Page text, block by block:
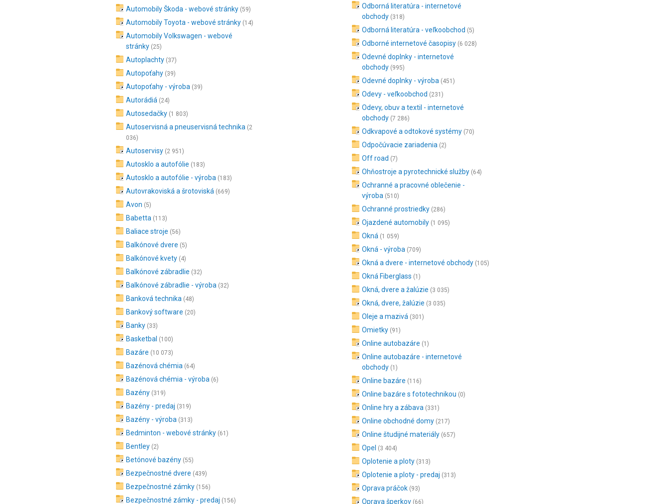
Automobily Škoda - webové stránky (59)
Automobily Toyota - webové stránky (14)
Automobily Volkswagen - webové
stránky (25)
Autoplachty (37)
Autopoťahy (39)
Autopoťahy - výroba (39)
Autorádiá (24)
Autosedačky (1 803)
Autoservisná a pneuservisná technika (2
036)
Autoservisy (2 951)
Autosklo a autofólie (183)
Autosklo a autofólie - výroba (183)
Autovrakoviská a šrotoviská (669)
Avon (5)
Babetta (113)
Baliace stroje (56)
Balkónové dvere (5)
Balkónové kvety (4)
Balkónové zábradlie (32)
Balkónové zábradlie - výroba (32)
Banková technika (48)
Bankový software (20)
Banky (33)
Basketbal (100)
Bazáre (10 073)
Bazénová chémia (64)
Bazénová chémia - výroba (6)
Bazény (319)
Bazény - predaj (319)
Bazény - výroba (313)
Bedminton - webové stránky (61)
Bentley (2)
Betónové bazény (55)
Bezpečnostné dvere (439)
Bezpečnostné zámky (156)
Bezpečnostné zámky - predaj (156)
Odborná literatúra - internetové
obchody (318)
Odborná literatúra - veľkoobchod (5)
Odborné internetové časopisy (6 028)
Odevné doplnky - internetové
obchody (995)
Odevné doplnky - výroba (451)
Odevy - veľkoobchod (231)
Odevy, obuv a textil - internetové
obchody (7 286)
Odkvapové a odtokové systémy (70)
Odpočúvacie zariadenia (2)
Off road (7)
Ohňostroje a pyrotechnické služby (64)
Ochranné a pracovné oblečenie -
výroba (510)
Ochranné prostriedky (286)
Ojazdené automobily (1 095)
Okná (1 059)
Okná - výroba (709)
Okná a dvere - internetové obchody (105)
Okná Fiberglass (1)
Okná, dvere a žalúzie (3 035)
Okná, dvere, žalúzie (3 035)
Oleje a mazivá (301)
Omietky (91)
Online autobazáre (1)
Online autobazáre - internetové
obchody (1)
Online bazáre (116)
Online bazáre s fototechnikou (0)
Online hry a zábava (331)
Online obchodné domy (217)
Online študijné materiály (657)
Opel (3 404)
Oplotenie a ploty (313)
Oplotenie a ploty - predaj (313)
Oprava práčok (93)
Oprava šperkov (66)